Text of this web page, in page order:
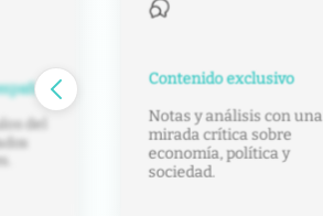
del
Contenido exclusivo
Notas y análisis con una
mirada crítica sobre
economía, política y
sociedad.